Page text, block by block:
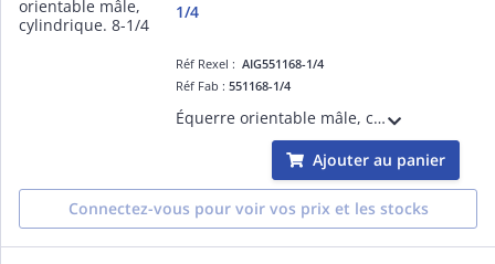
1/4
Réf Rexel :AIG551168-1/4
Réf Fab :551168-1/4
Équerre orientable mâle, cylindrique. 8-1/4
Ajouter au panier
Connectez-vous pour voir vos prix et les stocks